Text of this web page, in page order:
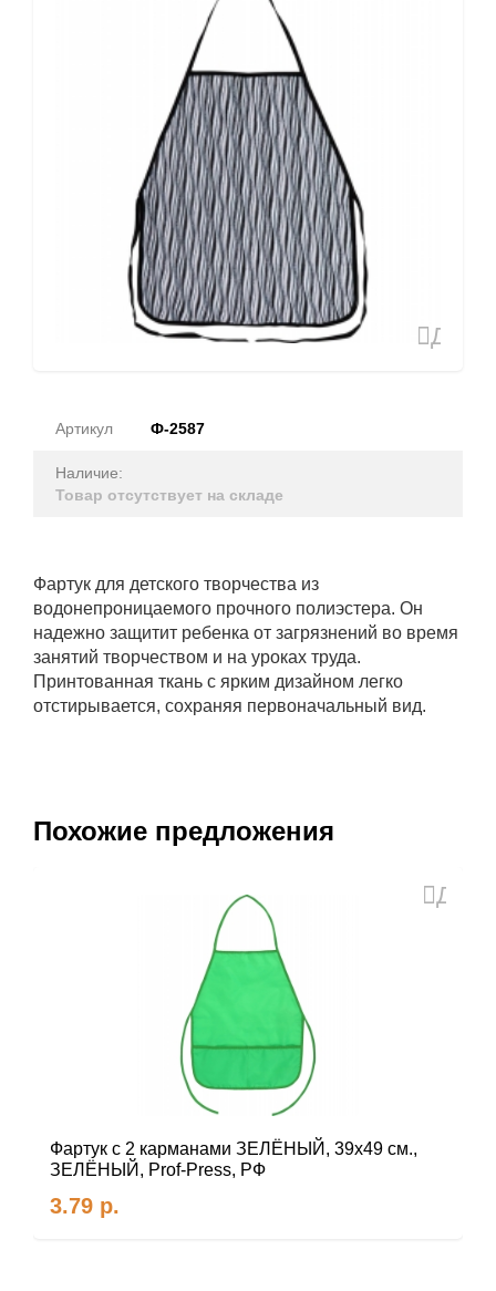
Артикул Ф-2587
Наличие:
Товар отсутствует на складе
Фартук для детского творчества из
водонепроницаемого прочного полиэстера. Он
надежно защитит ребенка от загрязнений во время
занятий творчеством и на уроках труда.
Принтованная ткань с ярким дизайном легко
отстирывается, сохраняя первоначальный вид.
Похожие предложения
Фартук с 2 карманами ЗЕЛЁНЫЙ, 39х49 см.,
ЗЕЛЁНЫЙ, Prof-Press, РФ
3.79 р.